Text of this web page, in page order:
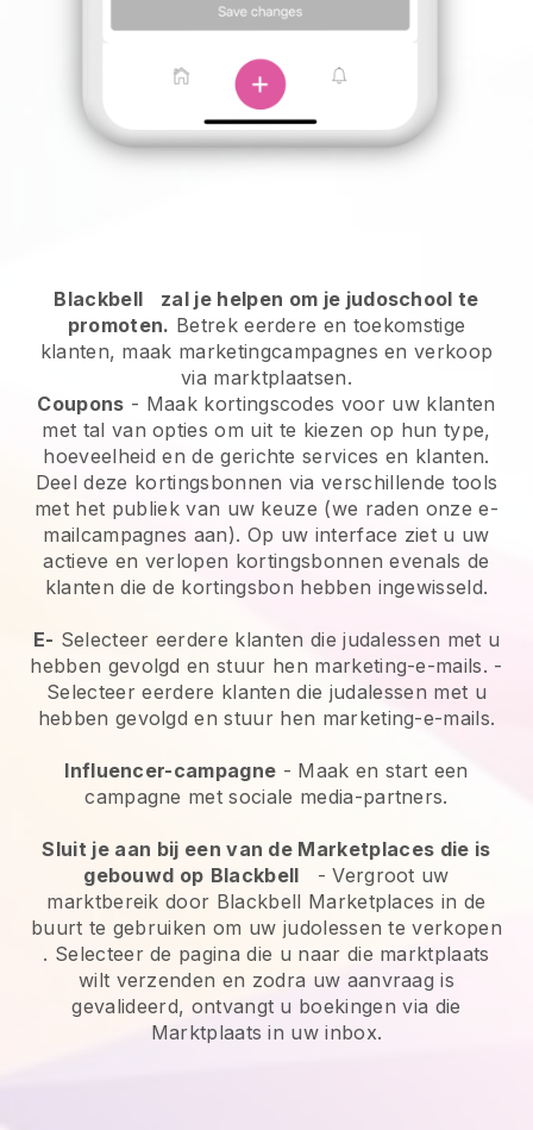
Blackbell
zal je helpen om je judoschool te
promoten. Betrek eerdere en toekomstige
klanten, maak marketingcampagnes en verkoop
via marktplaatsen.
Coupons - Maak kortingscodes voor uw klanten
met tal van opties om uit te kiezen op hun type,
hoeveelheid en de gerichte services en klanten.
Deel deze kortingsbonnen via verschillende tools
met het publiek van uw keuze (we raden onze e-
mailcampagnes aan). Op uw interface ziet u uw
actieve en verlopen kortingsbonnen evenals de
klanten die de kortingsbon hebben ingewisseld.
E- Selecteer eerdere klanten die judalessen met u
hebben gevolgd en stuur hen marketing-e-mails. -
Selecteer eerdere klanten die judalessen met u
hebben gevolgd en stuur hen marketing-e-mails.
Influencer-campagne - Maak en start een
campagne met sociale media-partners.
Sluit je aan bij een van de Marketplaces die is
gebouwd op Blackbell -Vergroot uw
marktbereik door Blackbell Marketplaces in de
buurt te gebruiken om uw judolessen te verkopen
. Selecteer de pagina die u naar die marktplaats
wilt verzenden en zodra uw aanvraag is
gevalideerd, ontvangt u boekingen via die
Marktplaats in uw inbox.